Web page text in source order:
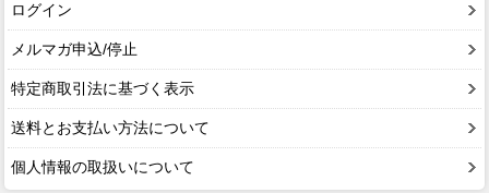
ログイン
メルマガ申込/停止
特定商取引法に基づく表示
送料とお支払い方法について
個人情報の取扱いについて